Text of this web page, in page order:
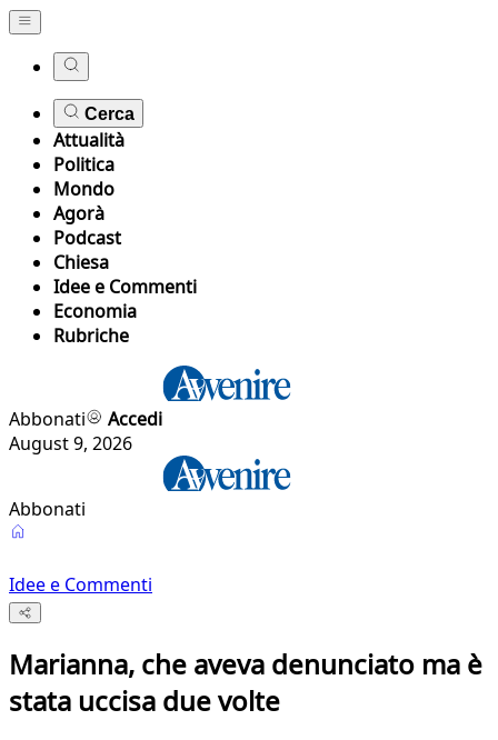
Cerca
Attualità
Politica
Mondo
Agorà
Podcast
Chiesa
Idee e Commenti
Economia
Rubriche
Abbonati
Accedi
August 9, 2026
Abbonati
Idee e Commenti
Marianna, che aveva denunciato ma è
stata uccisa due volte